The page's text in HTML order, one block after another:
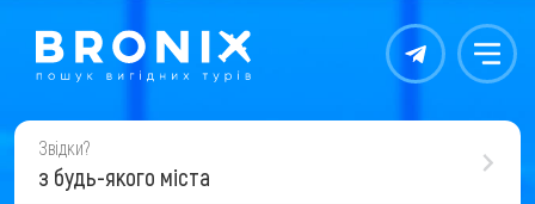
Контакты Меню
Звідки?
з будь-якого міста